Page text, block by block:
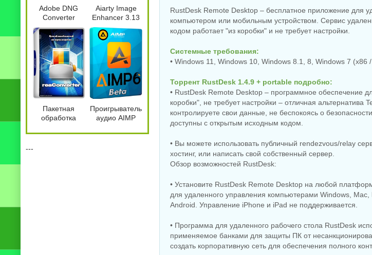
RustDesk Remote Desktop – бесплатное приложение для
компьютером или мобильным устройством. Сервис
кодом работает "из коробки" и не требует настройки.
Системные требования:
• Windows 11, Windows 10, Windows 8.1, 8, Windows 7 (x86
Торрент RustDesk 1.4.9 + portable подробно:
• RustDesk Remote Desktop – программное обеспечение
коробки", не требует настройки – отличная
контролируете свои данные, не беспокоясь о
доступны с открытым исходным кодом.
• Вы можете использовать публичный rendezvous/relay
хостинг, или написать свой собственный сервер.
Обзор возможностей RustDesk:
• Установите RustDesk Remote Desktop на любой
для удаленного управления компьютерами Windows,
Android. Управление iPhone и iPad не поддерживается.
• Программа для удаленного рабочего стола RustDesk
применяемое банками для защиты ПК от
создать корпоративную сеть для обеспечения полного
Adobe DNG
Converter
18.5.0.2673 by
7997
Aiarty Image
Enhancer 3.13
by 7997
Пакетная
обработка
reaConverter
Проигрыватель
аудио AIMP
5 + Portable
---